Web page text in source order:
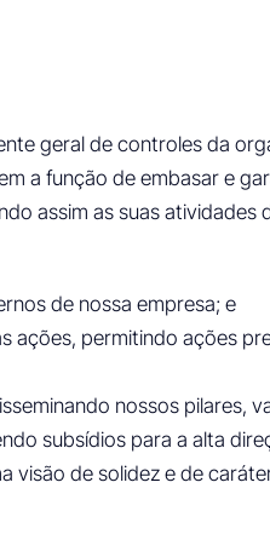
geral de controles da
a função de embasar e
assim as suas atividades
de nossa empresa; e
ações, permitindo ações
nossos pilares,
subsídios para a alta
visão de solidez e de